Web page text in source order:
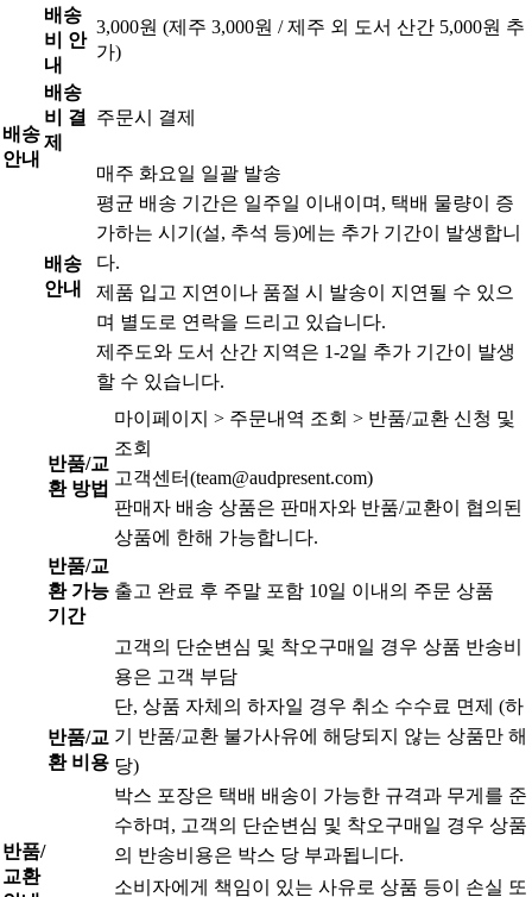
배송
안내
배송
비 안
내
3,000원 (제주 3,000원 / 제주 외 도서 산간 5,000원 추
가)
배송
비 결
제
주문시 결제
배송
안내
매주 화요일 일괄 발송
평균 배송 기간은 일주일 이내이며, 택배 물량이 증
가하는 시기(설, 추석 등)에는 추가 기간이 발생합니
다.
제품 입고 지연이나 품절 시 발송이 지연될 수 있으
며 별도로 연락을 드리고 있습니다.
제주도와 도서 산간 지역은 1-2일 추가 기간이 발생
할 수 있습니다.
반품/
교환
반품/교
환 방법
마이페이지 > 주문내역 조회 > 반품/교환 신청 및
조회
고객센터(team@audpresent.com)
판매자 배송 상품은 판매자와 반품/교환이 협의된
상품에 한해 가능합니다.
반품/교
환 가능
기간
출고 완료 후 주말 포함 10일 이내의 주문 상품
반품/교
환 비용
고객의 단순변심 및 착오구매일 경우 상품 반송비
용은 고객 부담
단, 상품 자체의 하자일 경우 취소 수수료 면제 (하
기 반품/교환 불가사유에 해당되지 않는 상품만 해
당)
박스 포장은 택배 배송이 가능한 규격과 무게를 준
수하며, 고객의 단순변심 및 착오구매일 경우 상품
의 반송비용은 박스 당 부과됩니다.
소비자에게 책임이 있는 사유로 상품 등이 손실 또